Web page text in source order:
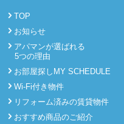
TOP
お知らせ
アパマンが選ばれる
5つの理由
お部屋探しMY SCHEDULE
Wi-Fi付き物件
リフォーム済みの賃貸物件
おすすめ商品のご紹介